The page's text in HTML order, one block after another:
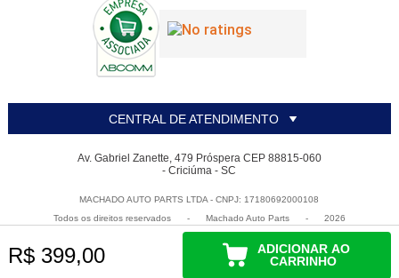
CENTRAL DE ATENDIMENTO
Av. Gabriel Zanette, 479 Próspera CEP 88815-060
- Criciúma - SC
MACHADO AUTO PARTS LTDA - CNPJ: 17180692000108
Todos os direitos reservados
- Machado Auto Parts - 2026
R$ 399,00
ADICIONAR AO
CARRINHO